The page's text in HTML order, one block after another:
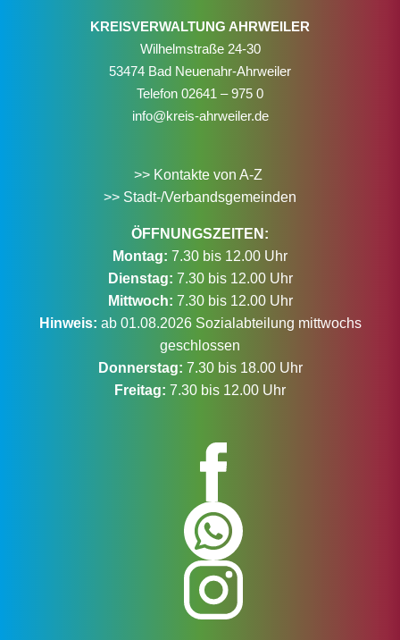
KREISVERWALTUNG AHRWEILER
Wilhelmstraße 24-30
53474 Bad Neuenahr-Ahrweiler
Telefon 02641 – 975 0
info@kreis-ahrweiler.de
>> Kontakte von A-Z
>> Stadt-/Verbandsgemeinden
ÖFFNUNGSZEITEN:
Montag: 7.30 bis 12.00 Uhr
Dienstag: 7.30 bis 12.00 Uhr
Mittwoch: 7.30 bis 12.00 Uhr
Hinweis: ab 01.08.2026 Sozialabteilung mittwochs
geschlossen
Donnerstag: 7.30 bis 18.00 Uhr
Freitag: 7.30 bis 12.00 Uhr